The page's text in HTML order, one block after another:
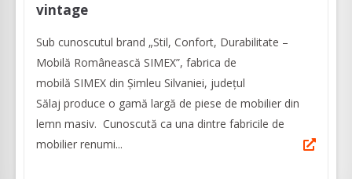
vintage
Sub cunoscutul brand „Stil, Confort, Durabilitate –
Mobilă Românească SIMEX”, fabrica de
mobilă SIMEX din Șimleu Silvaniei, județul
Sălaj produce o gamă largă de piese de mobilier din
lemn masiv. Cunoscută ca una dintre fabricile de
mobilier renumi...